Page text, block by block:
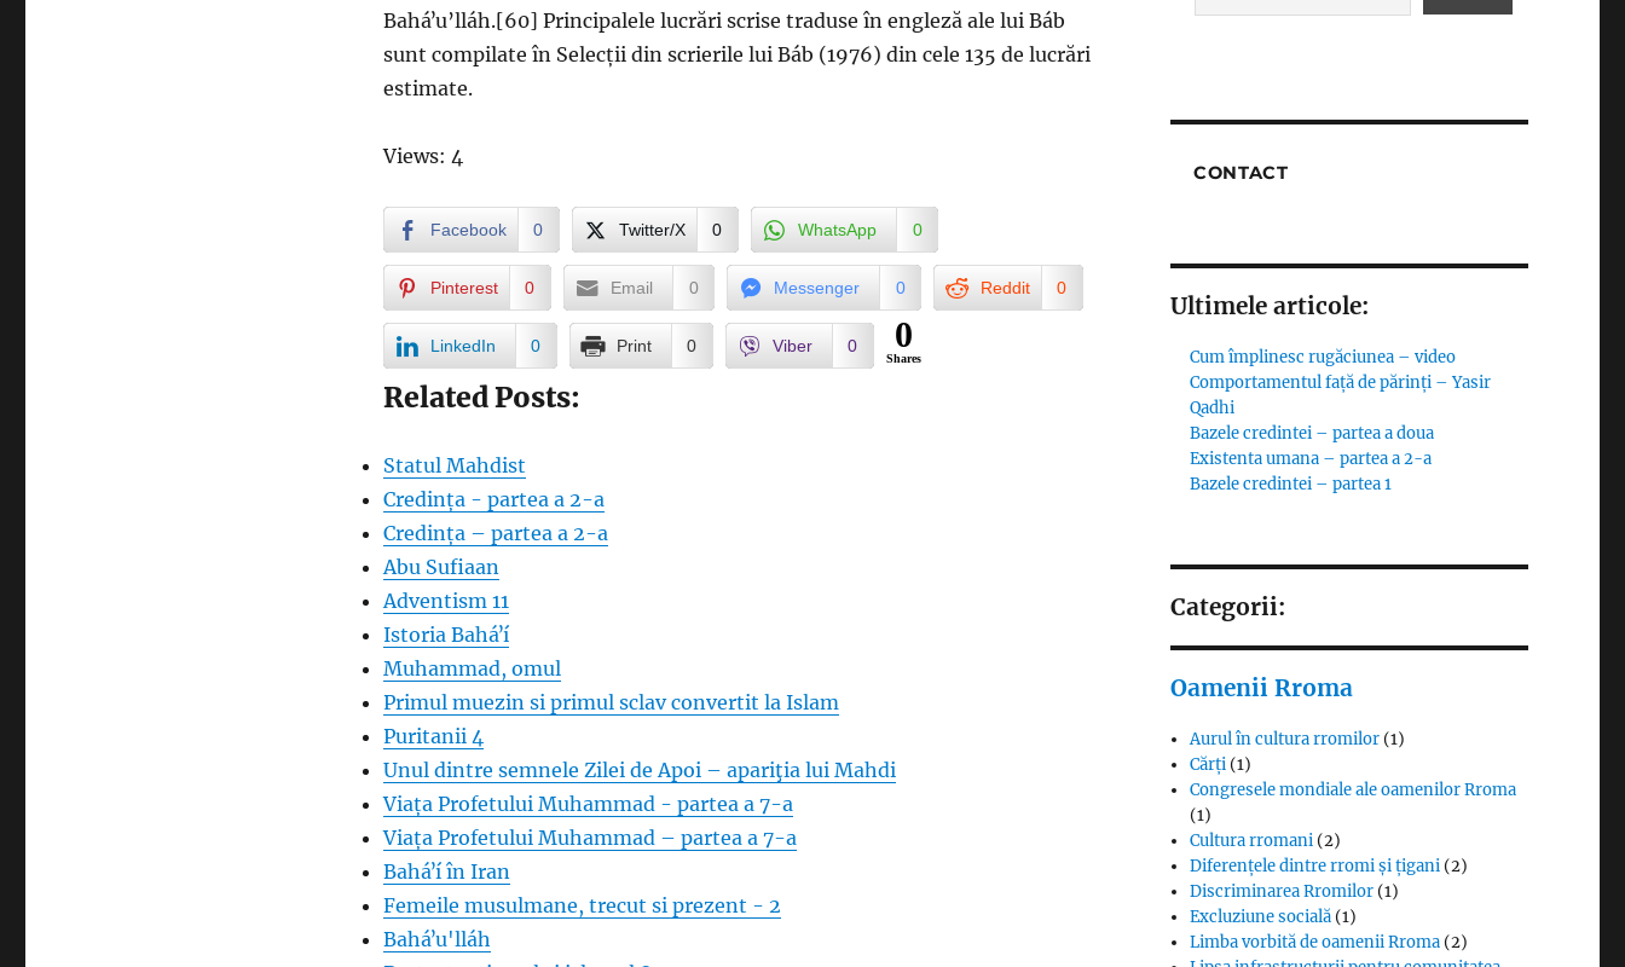
Baháʼu’lláh.[60] Principalele lucrări scrise traduse în engleză ale lui Báb
sunt compilate în Selecții din scrierile lui Báb (1976) din cele 135 de lucrări
estimate.
Views: 4
Facebook 0 Twitter/X 0 WhatsApp 0
Pinterest 0 Email 0 Messenger 0 Reddit 0
LinkedIn 0 Print 0 Viber 0 0
Shares
Related Posts:
Statul Mahdist
Credința - partea a 2-a
Credința – partea a 2-a
Abu Sufiaan
Adventism 11
Istoria Baháʼí
Muhammad, omul
Primul muezin si primul sclav convertit la Islam
Puritanii 4
Unul dintre semnele Zilei de Apoi – apariţia lui Mahdi
Viața Profetului Muhammad - partea a 7-a
Viața Profetului Muhammad – partea a 7-a
Baháʼí în Iran
Femeile musulmane, trecut si prezent - 2
Baháʼu'lláh
CONTACT
Ultimele articole:
Cum împlinesc rugăciunea – video
Comportamentul față de părinți – Yasir
Qadhi
Bazele credintei – partea a doua
Existenta umana – partea a 2-a
Bazele credintei – partea 1
Categorii:
Oamenii Rroma
Aurul în cultura rromilor (1)
Cărți (1)
Congresele mondiale ale oamenilor Rroma
(1)
Cultura rromani (2)
Diferențele dintre rromi și țigani (2)
Discriminarea Rromilor (1)
Excluziune socială (1)
Limba vorbită de oamenii Rroma (2)